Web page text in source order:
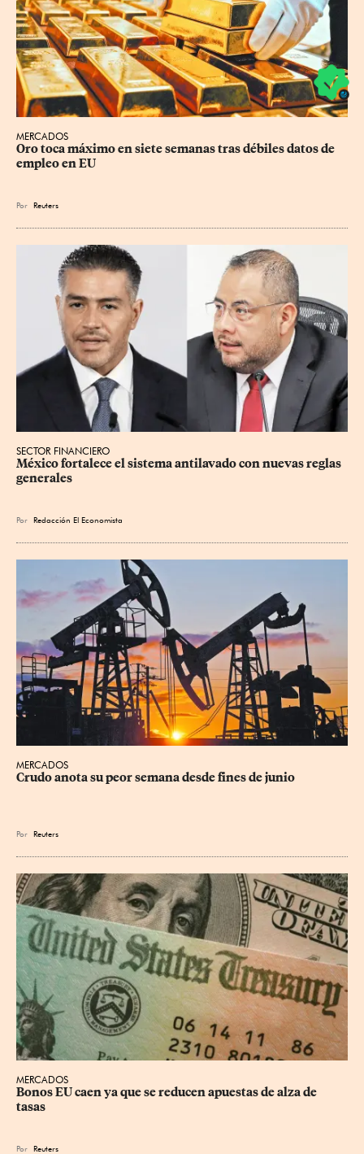
MERCADOS
Oro toca máximo en siete semanas tras débiles datos de
empleo en EU
Por Reuters
SECTOR FINANCIERO
México fortalece el sistema antilavado con nuevas reglas
generales
Por Redacción El Economista
MERCADOS
Crudo anota su peor semana desde fines de junio
Por Reuters
MERCADOS
Bonos EU caen ya que se reducen apuestas de alza de
tasas
Por Reuters